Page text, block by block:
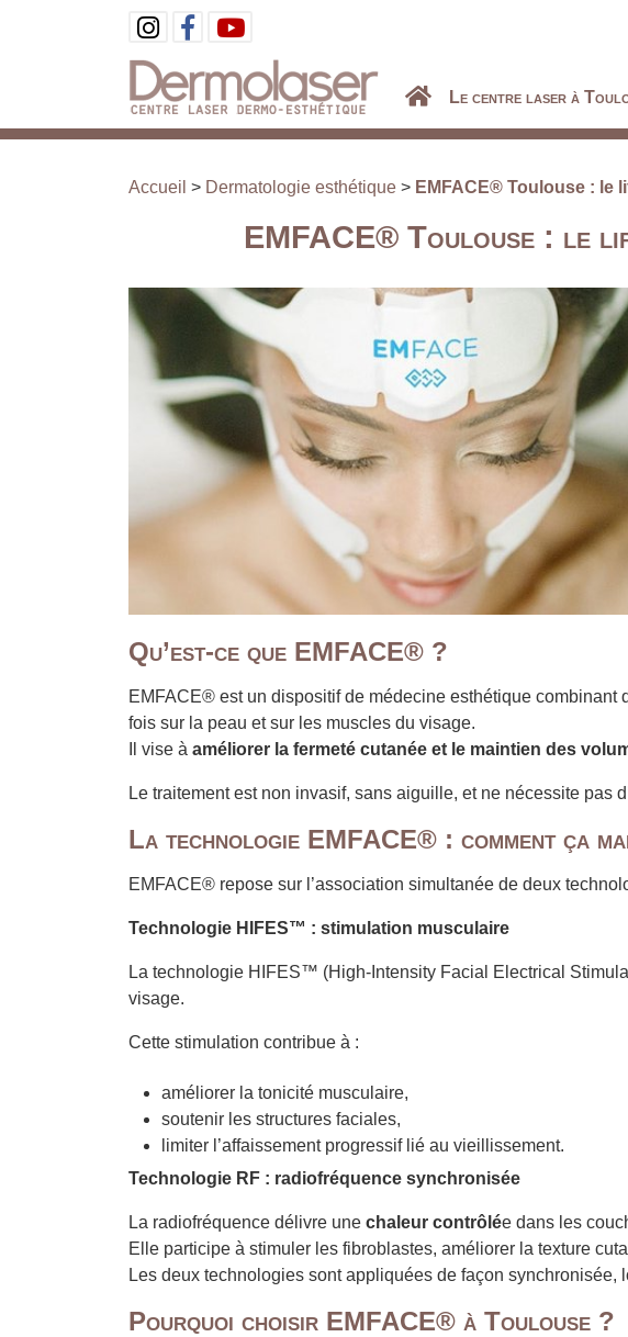
Le centre laser à
Accueil > Dermatologie esthétique > EMFACE® Toulouse : le
EMFACE® Toulouse : le
Qu’est-ce que EMFACE® ?
EMFACE® est un dispositif de médecine esthétique
fois sur la peau et sur les muscles du visage.
Il vise à améliorer la fermeté cutanée et le maintien des
Le traitement est non invasif, sans aiguille, et ne nécessite pas
La technologie EMFACE® : comment ça
EMFACE® repose sur l’association simultanée de deux
Technologie HIFES™ : stimulation musculaire
La technologie HIFES™ (High-Intensity Facial Electrical
visage.
Cette stimulation contribue à :
améliorer la tonicité musculaire,
soutenir les structures faciales,
limiter l’affaissement progressif lié au vieillissement.
Technologie RF : radiofréquence synchronisée
La radiofréquence délivre une chaleur contrôlée dans les
Elle participe à stimuler les fibroblastes, améliorer la texture
Les deux technologies sont appliquées de façon synchronisée,
Pourquoi choisir EMFACE® à Toulouse ?
Panneau de gestion des cookies